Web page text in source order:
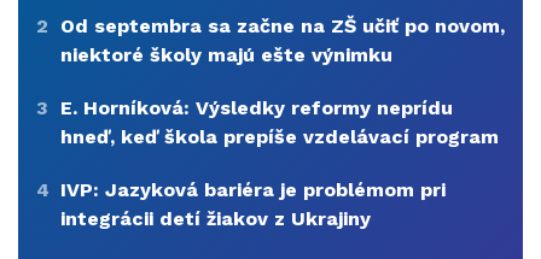
2
Od septembra sa začne na ZŠ učiť po novom,
niektoré školy majú ešte výnimku
3
E. Horníková: Výsledky reformy neprídu
hneď, keď škola prepíše vzdelávací program
4 IVP: Jazyková bariéra je problémom pri
integrácii detí žiakov z Ukrajiny